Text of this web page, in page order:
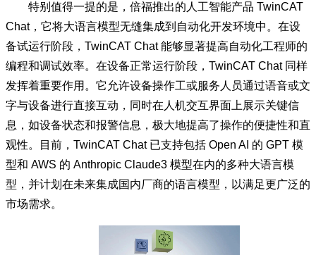
特别值得一提的是，倍福推出的人工智能产品 TwinCAT
Chat，它将大语言模型无缝集成到自动化开发环境中。在设
备试运行阶段，TwinCAT Chat 能够显著提高自动化工程师的
编程和调试效率。在设备正常运行阶段，TwinCAT Chat 同样
发挥着重要作用。它允许设备操作工或服务人员通过语音或文
字与设备进行直接互动，同时在人机交互界面上展示关键信
息，如设备状态和报警信息，极大地提高了操作的便捷性和直
观性。目前，TwinCAT Chat 已支持包括 Open AI 的 GPT 模
型和 AWS 的 Anthropic Claude3 模型在内的多种大语言模
型，并计划在未来集成国内厂商的语言模型，以满足更广泛的
市场需求。